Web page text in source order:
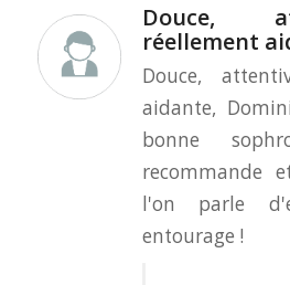
Douce,
réellement
Douce,
aidante,
bonne
recommande
l'on parle
entourage !